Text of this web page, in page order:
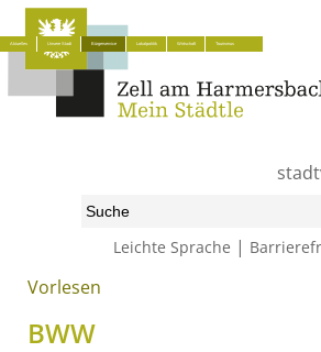
Leichte Sprache |
Aktuelles Unsere Stadt Bürgerservice Lokalpolitik Wirtschaft Tourismus
Start» Bürgerservice »
Vorlesen
BWW